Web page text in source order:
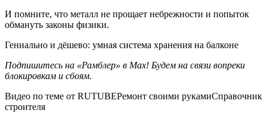
И помните, что металл не прощает небрежности и попыток
обмануть законы физики.
Гениально и дёшево: умная система хранения на балконе
Подпишитесь на «Рамблер» в Max! Будем на связи вопреки
блокировкам и сбоям.
Видео по теме от RUTUBEРемонт своими рукамиСправочник
строителя